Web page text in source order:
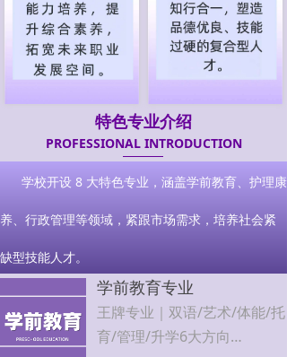
学校开设 8 大特色专业，涵盖学前教育、护理康
养、行政管理等领域，紧跟市场需求，培养社会紧
缺型技能人才。
学前教育专业
王牌专业｜双语/艺术/体能/托
育/管理/升学6大方向
特色专业介绍
PROFESSIONAL INTRODUCTION